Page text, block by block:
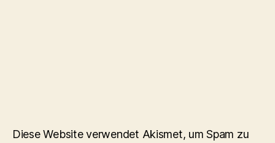
Diese Website verwendet Akismet, um Spam zu